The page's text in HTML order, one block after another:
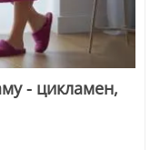
- цикламен,